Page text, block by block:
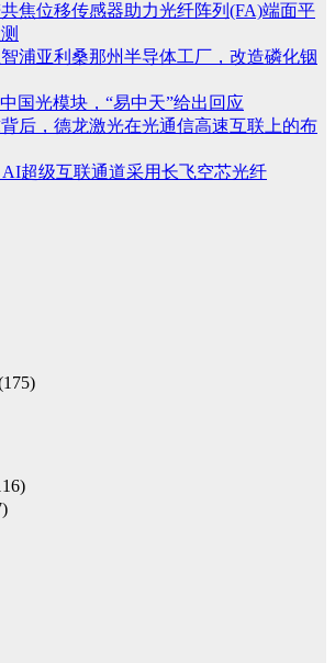
焦位移传感器助力光纤阵列(FA)端面平
浦亚利桑那州半导体工厂，改造磷化铟
国光模块，“易中天”给出回应
后，德龙激光在光通信高速互联上的布
AI超级互联通道采用长飞空芯光纤